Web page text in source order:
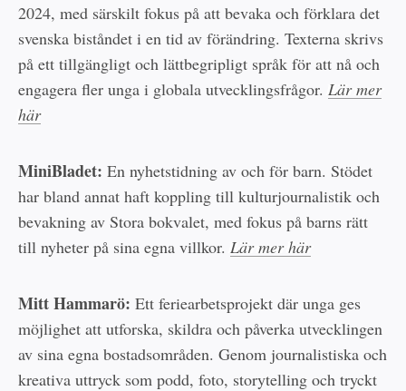
2024, med särskilt fokus på att bevaka och förklara det
svenska biståndet i en tid av förändring. Texterna skrivs
på ett tillgängligt och lättbegripligt språk för att nå och
engagera fler unga i globala utvecklingsfrågor. Lär mer
här
MiniBladet: En nyhetstidning av och för barn. Stödet
har bland annat haft koppling till kulturjournalistik och
bevakning av Stora bokvalet, med fokus på barns rätt
till nyheter på sina egna villkor. Lär mer här
Mitt Hammarö: Ett feriearbetsprojekt där unga ges
möjlighet att utforska, skildra och påverka utvecklingen
av sina egna bostadsområden. Genom journalistiska och
kreativa uttryck som podd, foto, storytelling och tryckt